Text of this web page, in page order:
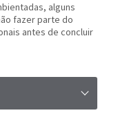
alguns
fazer parte do
antes de concluir